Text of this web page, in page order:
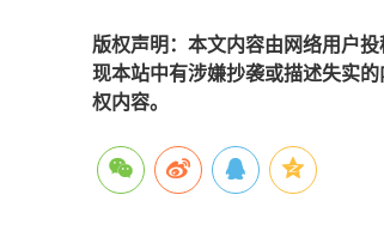
版权声明：本文内容由网络用户
现本站中有涉嫌抄袭或描述失实
权内容。